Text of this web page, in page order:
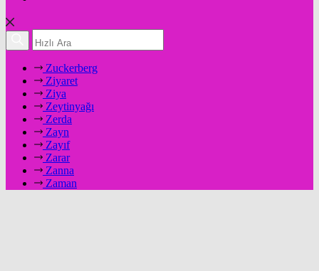
Zuckerberg
Ziyaret
Ziya
Zeytinyağı
Zerda
Zayn
Zayıf
Zarar
Zanna
Zaman